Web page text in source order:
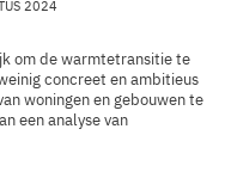
2024
om de warmtetransitie te
concreet en ambitieus
woningen en gebouwen te
een analyse van